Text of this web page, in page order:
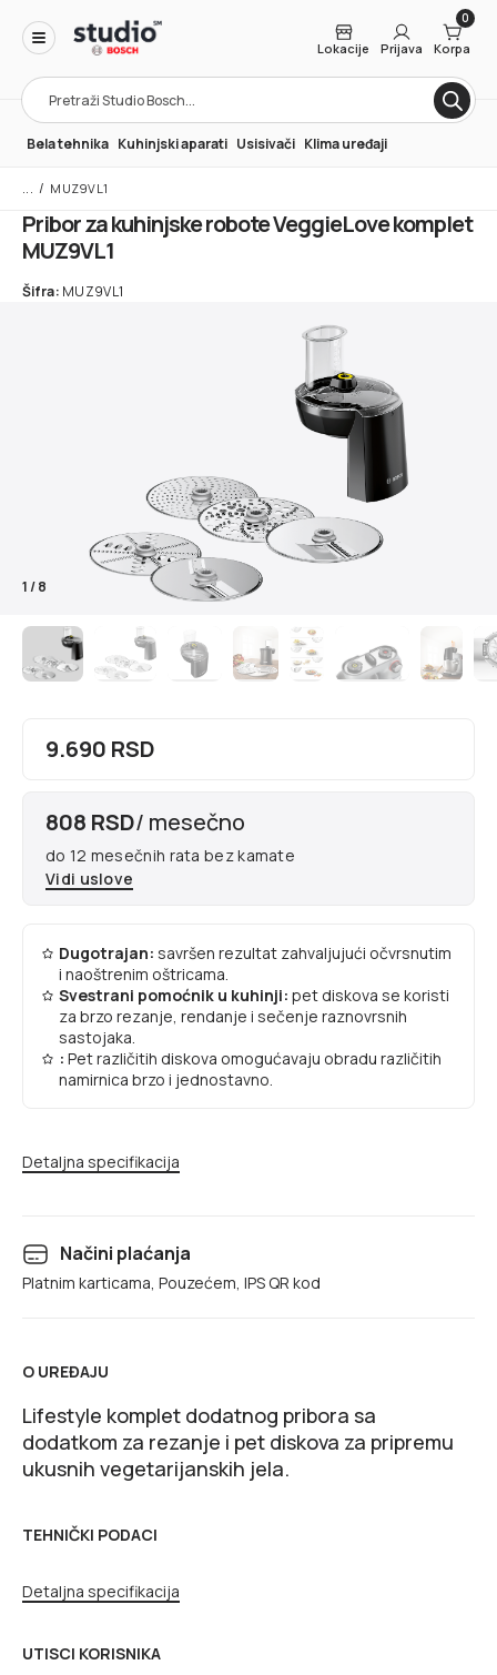
Products
search
Lokacije Prijava
0
Korpa
Bela tehnika Kuhinjski aparati Usisivači Klima uređaji
/ MUZ9VL1
Pribor za kuhinjske robote VeggieLove komplet
MUZ9VL1
Šifra: MUZ9VL1
1/8
9.690 RSD
808 RSD/ mesečno
do 12 mesečnih rata bez kamate
Vidi uslove
Dugotrajan: savršen rezultat zahvaljujući očvrsnutim
i naoštrenim oštricama.
Svestrani pomoćnik u kuhinji: pet diskova se koristi
za brzo rezanje, rendanje i sečenje raznovrsnih
sastojaka.
: Pet različitih diskova omogućavaju obradu različitih
namirnica brzo i jednostavno.
Detaljna specifikacija
Načini plaćanja
Platnim karticama, Pouzećem, IPS QR kod
O UREĐAJU
Lifestyle komplet dodatnog pribora sa
dodatkom za rezanje i pet diskova za pripremu
ukusnih vegetarijanskih jela.
TEHNIČKI PODACI
Detaljna specifikacija
UTISCI KORISNIKA